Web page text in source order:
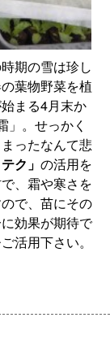
期の雪は珍し
葉物野菜を植
まる4月末か
」。せっかく
ったなんて悲
ク」 の活用を
、霜や寒さを
で、苗にその
効果が期待で
活用下さい。